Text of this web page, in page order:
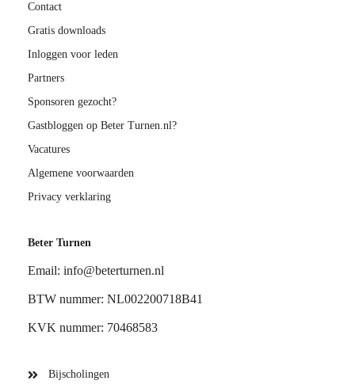
Contact
Gratis downloads
Inloggen voor leden
Partners
Sponsoren gezocht?
Gastbloggen op Beter Turnen.nl?
Vacatures
Algemene voorwaarden
Privacy verklaring
Beter Turnen
Email: info@beterturnen.nl
BTW nummer: NL002200718B41
KVK nummer: 70468583
Bijscholingen